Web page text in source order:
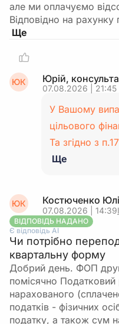
але ми оплачуємо
Відповідно на
ЮК Юрій,
07.08.2026 | 21:45
У Вашому
цільового
Та згідно з
Ще
ЮК Костюченко
07.08.2026 | 14:39
ВІДПОВІДЬ НАДАНО
Є відповідь АІ
Чи потрібно
квартальну форму
Добрий день. ФОП
помісячно
нарахованого
податків - фізичних
податку, а також сум